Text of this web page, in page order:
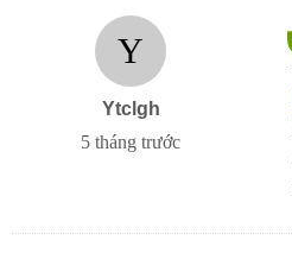
Y
Ytclgh
5 tháng trước